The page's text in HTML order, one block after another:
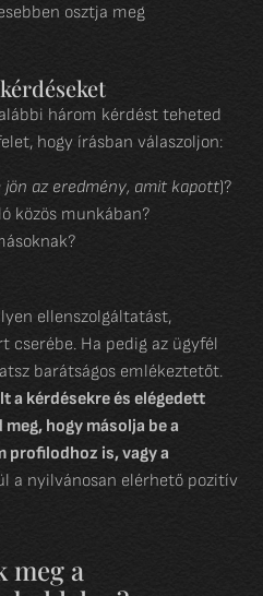
osztja meg
három kérdést teheted
hogy írásban válaszoljon:
jön az eredmény, amit kapott)?
közös munkában?
ellenszolgáltatást,
cserébe. Ha pedig az ügyfél
barátságos emlékeztetőt.
a kérdésekre és elégedett
hogy másolja be a
profilodhoz is, vagy a
a nyilvánosan elérhető pozitív
meg a